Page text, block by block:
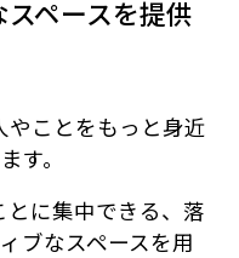
ペースを提供
やことをもっと身近
す。
に集中できる、落
ブなスペースを用